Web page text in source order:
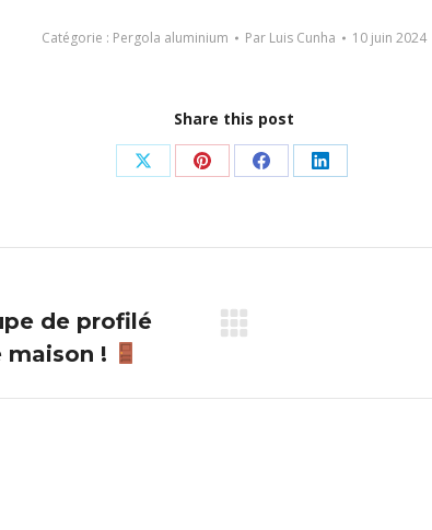
Catégorie : Pergola aluminium Par Luis Cunha 10 juin 2024
Share this post
Partager
X
Partager
Pinterest
Partager
Facebook
Partager
LinkedIn
de profilé
maison !
: